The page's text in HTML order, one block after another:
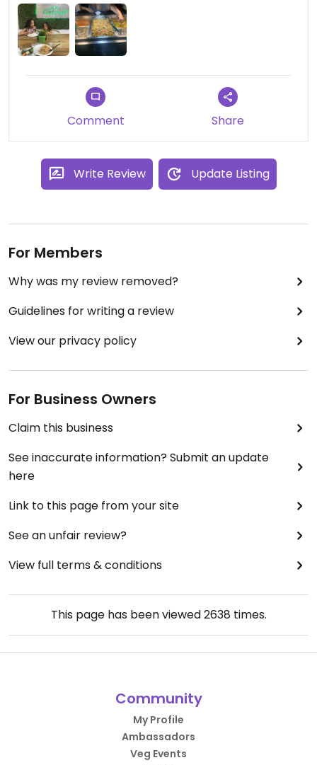
⚠️Si quieres pedir pancakes veganos, su harina por
default no es vegana, so tienes que pedirles que la
hagan con una marca específicamente vegana,
por ejemplo la Classic de "Birch Benders", por
atrás puedes ver un logo 'vegan'.
⚠️Los panes🥖🍞 que tienen para las tostadas
francesas, tampoco tienen info sobre
ingredientes, so NO CONFIEMOS que sean veganos.
2 ⭐️⭐️ por la razón de que necesitan mejorar en
varias cosas. Pero el desayuno comotal estaba
Comment Share
Write Review Update Listing
For Members
Why was my review removed?
Guidelines for writing a review
View our privacy policy
For Business Owners
Claim this business
See inaccurate information? Submit an update
here
Link to this page from your site
See an unfair review?
View full terms & conditions
This page has been viewed2638 times.
Community
My Profile
Ambassadors
Veg Events